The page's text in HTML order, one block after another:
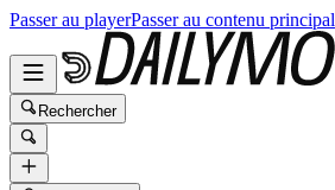
Passer au playerPasser au contenu principal
Rechercher